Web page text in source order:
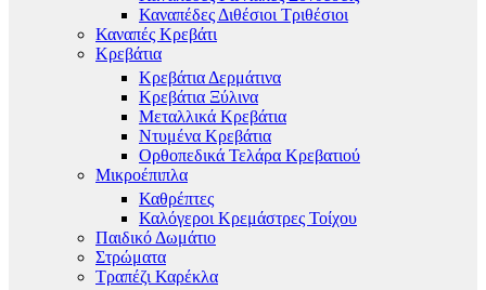
Καναπέδες Διθέσιοι Τριθέσιοι
Καναπές Κρεβάτι
Κρεβάτια
Κρεβάτια Δερμάτινα
Κρεβάτια Ξύλινα
Μεταλλικά Κρεβάτια
Ντυμένα Κρεβάτια
Ορθοπεδικά Τελάρα Κρεβατιού
Μικροέπιπλα
Καθρέπτες
Καλόγεροι Κρεμάστρες Τοίχου
Παιδικό Δωμάτιο
Στρώματα
Τραπέζι Καρέκλα